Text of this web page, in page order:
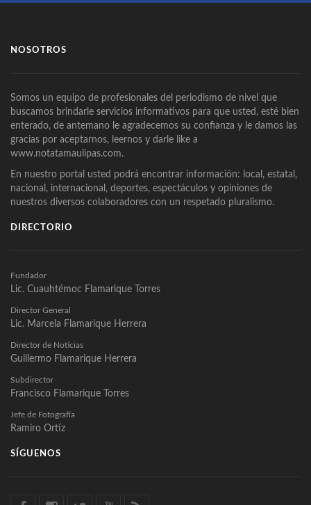
NOSOTROS
Somos un equipo de profesionales del periodismo de nivel que
buscamos brindarle servicios informativos para que usted, esté bien
enterado, de antemano le agradecemos su confianza y le damos las
gracias por aceptarnos, leernos y darle like a
www.notatamaulipas.com.
En nuestro portal usted podrá encontrar información: local, estatal,
nacional, internacional, deportes, espectáculos y opiniones de
nuestros diversos colaboradores con un respetado pluralismo.
DIRECTORIO
Fundador
Lic. Cuauhtémoc Flamarique Torres
Director General
Lic. Marcela Flamarique Herrera
Director de Noticias
Guillermo Flamarique Herrera
Subdirector
Francisco Flamarique Torres
Jefe de Fotografía
Ramiro Ortíz
SÍGUENOS